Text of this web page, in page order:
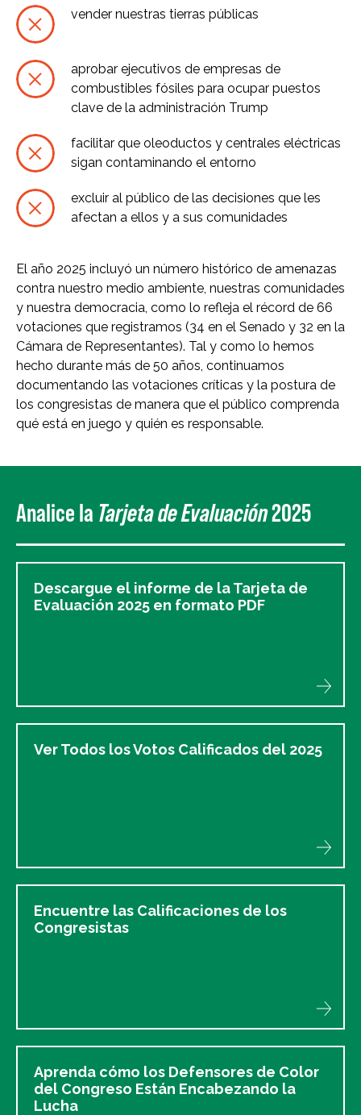
vender nuestras tierras públicas
aprobar ejecutivos de empresas de
combustibles fósiles para ocupar puestos
clave de la administración Trump
facilitar que oleoductos y centrales eléctricas
sigan contaminando el entorno
excluir al público de las decisiones que les
afectan a ellos y a sus comunidades
El año 2025 incluyó un número histórico de amenazas
contra nuestro medio ambiente, nuestras comunidades
y nuestra democracia, como lo refleja el récord de 66
votaciones que registramos (34 en el Senado y 32 en la
Cámara de Representantes). Tal y como lo hemos
hecho durante más de 50 años, continuamos
documentando las votaciones críticas y la postura de
los congresistas de manera que el público comprenda
qué está en juego y quién es responsable.
Analice la Tarjeta de Evaluación2025
Descargue el informe de la Tarjeta de
Evaluación 2025 en formato PDF
Ver Todos los Votos Calificados del 2025
Encuentre las Calificaciones de los
Congresistas
Aprenda cómo los Defensores de Color
del Congreso Están Encabezando la
Lucha